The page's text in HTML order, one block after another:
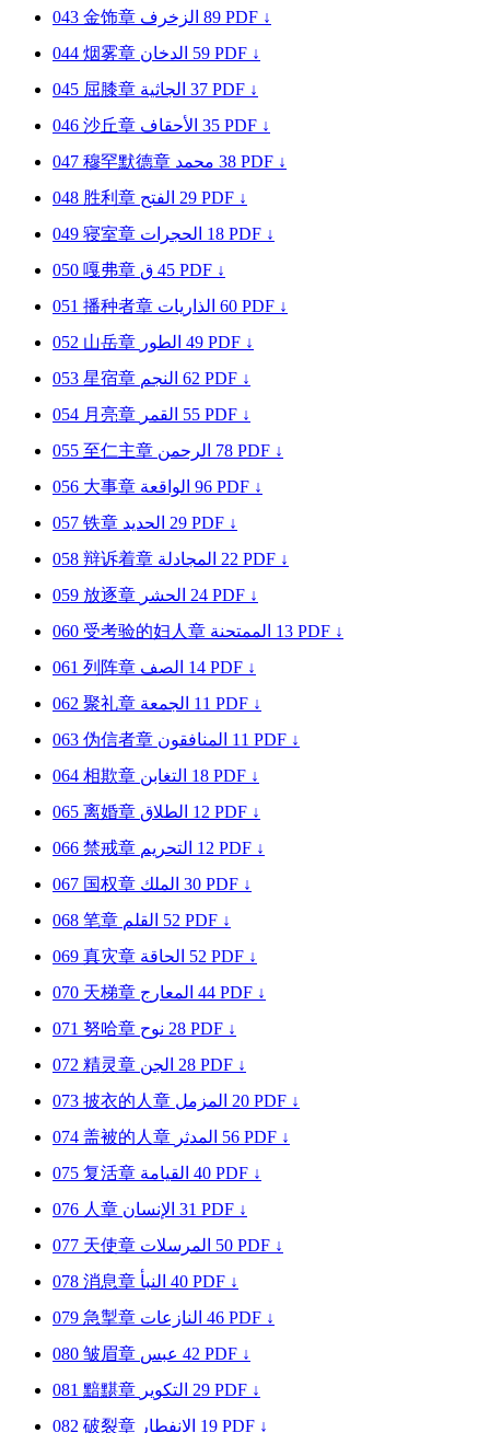
043 金饰章 الزخرف 89 PDF ↓
044 烟雾章 الدخان 59 PDF ↓
045 屈膝章 الجاثية 37 PDF ↓
046 沙丘章 الأحقاف 35 PDF ↓
047 穆罕默德章 محمد 38 PDF ↓
048 胜利章 الفتح 29 PDF ↓
049 寝室章 الحجرات 18 PDF ↓
050 嘎弗章 ق 45 PDF ↓
051 播种者章 الذاريات 60 PDF ↓
052 山岳章 الطور 49 PDF ↓
053 星宿章 النجم 62 PDF ↓
054 月亮章 القمر 55 PDF ↓
055 至仁主章 الرحمن 78 PDF ↓
056 大事章 الواقعة 96 PDF ↓
057 铁章 الحديد 29 PDF ↓
058 辩诉着章 المجادلة 22 PDF ↓
059 放逐章 الحشر 24 PDF ↓
060 受考验的妇人章 الممتحنة 13 PDF ↓
061 列阵章 الصف 14 PDF ↓
062 聚礼章 الجمعة 11 PDF ↓
063 伪信者章 المنافقون 11 PDF ↓
064 相欺章 التغابن 18 PDF ↓
065 离婚章 الطلاق 12 PDF ↓
066 禁戒章 التحريم 12 PDF ↓
067 国权章 الملك 30 PDF ↓
068 笔章 القلم 52 PDF ↓
069 真灾章 الحاقة 52 PDF ↓
070 天梯章 المعارج 44 PDF ↓
071 努哈章 نوح 28 PDF ↓
072 精灵章 الجن 28 PDF ↓
073 披衣的人章 المزمل 20 PDF ↓
074 盖被的人章 المدثر 56 PDF ↓
075 复活章 القيامة 40 PDF ↓
076 人章 الإنسان 31 PDF ↓
077 天使章 المرسلات 50 PDF ↓
078 消息章 النبأ 40 PDF ↓
079 急掣章 النازعات 46 PDF ↓
080 皱眉章 عبس 42 PDF ↓
081 黯黮章 التكوير 29 PDF ↓
082 破裂章 الانفطار 19 PDF ↓